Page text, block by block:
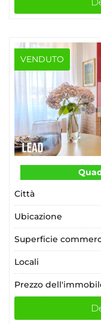
VENDUTO
Città
Ubicazione
Superficie
Locali
Prezzo